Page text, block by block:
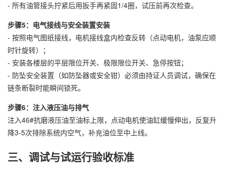
- 所有油管接头拧紧后用扳手再紧固1/4圈，试压前再次检查。
步骤5：电气接线与安全装置安装
- 按照电气图纸接线，电机接线盒内检查反转（点动电机，油泵应顺
时针旋转）；
- 安装各楼层的平层限位开关、极限限位开关、急停按钮；
- 防坠安全装置（如防坠器或安全钳）必须由持证人员调试，确保在
链条断裂时能瞬间锁死。
步骤6：注入液压油与排气
注入46#抗磨液压油至油标上限，点动电机使油缸缓慢伸出，反复升
降3-5次排除系统内空气，补充油位至中上线。
三、调试与试运行验收标准